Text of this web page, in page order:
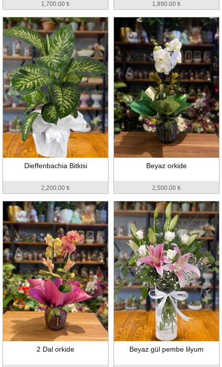
1,700.00 ₺ 1,890.00 ₺
Dieffenbachia Bitkisi
2,200.00 ₺
Beyaz orkide
2,500.00 ₺
2 Dal orkide Beyaz gül pembe lilyum